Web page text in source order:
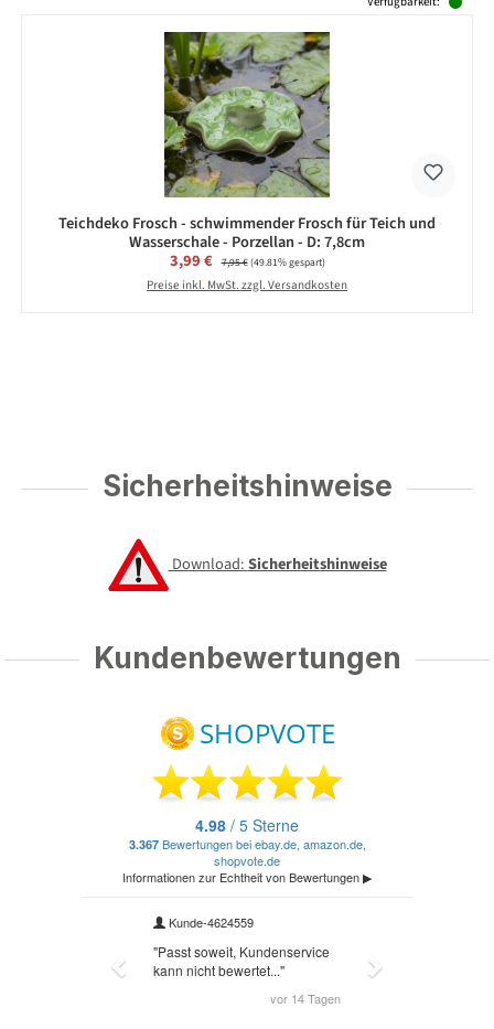
Teichdeko Frosch - schwimmender Frosch für Teich und
Wasserschale - Porzellan - D: 7,8cm
Verkaufspreis:
3,99 € Regulärer Preis:
7,95 €(49.81% gespart)
Preise inkl. MwSt. zzgl. Versandkosten
Sicherheitshinweise
Download:Sicherheitshinweise
Kundenbewertungen